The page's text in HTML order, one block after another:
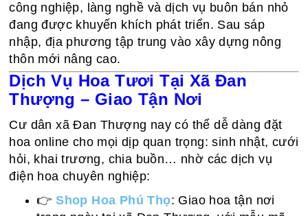
công nghiệp, làng nghề và dịch vụ buôn bán nhỏ
đang được khuyến khích phát triển. Sau sáp
nhập, địa phương tập trung vào xây dựng nông
thôn mới nâng cao.
Dịch Vụ Hoa Tươi Tại Xã Đan
Thượng – Giao Tận Nơi
Cư dân xã Đan Thượng nay có thể dễ dàng đặt
hoa online cho mọi dịp quan trọng: sinh nhật, cưới
hỏi, khai trương, chia buồn… nhờ các dịch vụ
điện hoa chuyên nghiệp:
👉Shop Hoa Phú Thọ: Giao hoa tận nơi